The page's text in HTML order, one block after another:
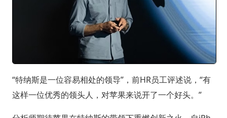
“特纳斯是一位容易相处的领导”，前HR员工评述说，“有
这样一位优秀的领头人，对苹果来说开了一个好头。”